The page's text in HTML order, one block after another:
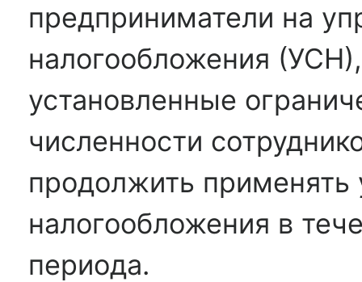
предприниматели на
налогообложения
установленные
численности
продолжить
налогообложения в
периода.